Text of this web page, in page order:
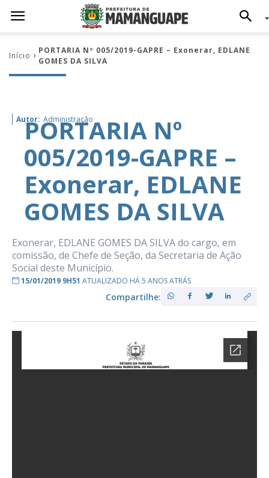
Início
PORTARIA Nº 005/2019-GAPRE – Exonerar, EDLANE
GOMES DA SILVA
Autor: Administração
PORTARIA Nº
005/2019-GAPRE –
Exonerar, EDLANE
GOMES DA SILVA
Exonerar, EDLANE GOMES DA SILVA do cargo, em
comissão, de Chefe de Seção, da Secretaria de Ação
Social deste Município.
15/01/2019 9H51 ATUALIZADO HÁ 5 ANOS ATRÁS
Compartilhe: